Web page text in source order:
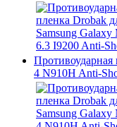
Противоударная
4 N910H Anti-